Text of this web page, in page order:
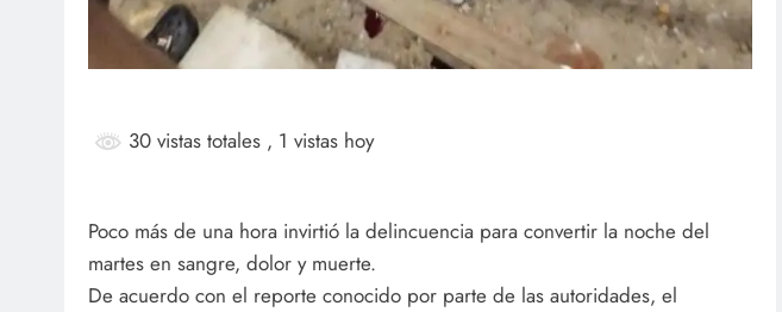
30 vistas totales , 1 vistas hoy
Poco más de una hora invirtió la delincuencia para convertir la noche del
martes en sangre, dolor y muerte.
De acuerdo con el reporte conocido por parte de las autoridades, el